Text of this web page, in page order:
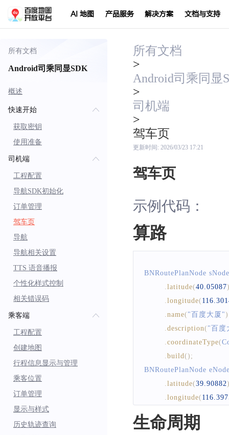
AI 地图 产品服务 解决方案 文档与支持
所有文档
Android司乘同显SDK
概述
快速开始
获取密钥
使用准备
司机端
工程配置
导航SDK初始化
订单管理
驾车页
导航
导航相关设置
TTS 语音播报
个性化样式控制
相关错误码
乘客端
工程配置
创建地图
行程信息显示与管理
乘客位置
订单管理
显示与样式
历史轨迹查询
所有文档
>
Android司乘同显
>
司机端
>
驾车页
更新时间: 2026/03/23 17:21
驾车页
示例代码：
算路
BNRoutePlanNode
latitude(40.05087
longitude(
name( "百度大厦")
description( "百度
coordinateType(
build() ;
BNRoutePlanNode
latitude(39.90882
longitude(
description
生命周期